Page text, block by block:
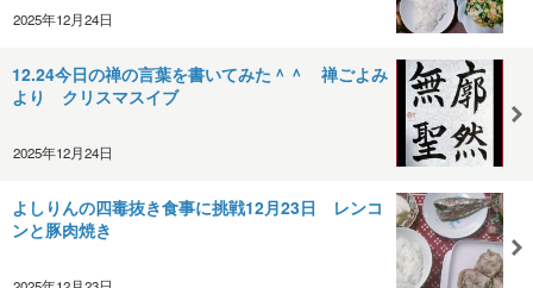
2025年12月24日
12.24今日の禅の言葉を書いてみた＾＾ 禅ごよみ
より クリスマスイブ
2025年12月24日
よしりんの四毒抜き食事に挑戦12月23日 レンコ
ンと豚肉焼き